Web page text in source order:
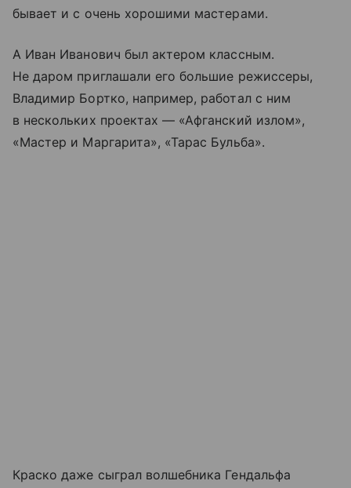
бывает и с очень хорошими мастерами.
А Иван Иванович был актером классным.
Не даром приглашали его большие режиссеры,
Владимир Бортко, например, работал с ним
в нескольких проектах — «Афганский излом»,
«Мастер и Маргарита», «Тарас Бульба».
Краско даже сыграл волшебника Гендальфа